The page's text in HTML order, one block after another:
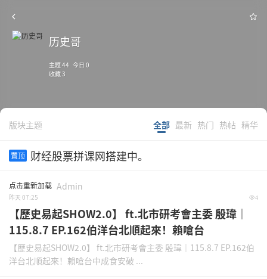
历史哥
主题 44 今日 0
收藏 3
版块主题 全部 最新 热门 热帖 精华
置顶 财经股票拼课网搭建中。
点击重新加载 Admin
昨天 07:25 4
【歷史易起SHOW2.0】 ft.北市研考會主委 殷瑋｜
115.8.7 EP.162伯洋台北順起來！賴嗆台
【歷史易起SHOW2.0】 ft.北市研考會主委 殷瑋｜115.8.7 EP.162伯
洋台北順起來！賴嗆台中成食安破 ...